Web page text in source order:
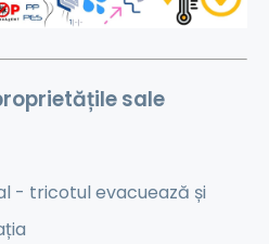
sale
- tricotul evacuează și